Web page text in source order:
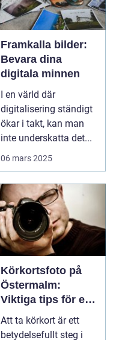
Framkalla bilder:
Bevara dina
digitala minnen
I en värld där
digitalisering ständigt
ökar i takt, kan man
inte underskatta det...
06 mars 2025
Körkortsfoto på
Östermalm:
Viktiga tips för en
perfekt bild
Att ta körkort är ett
betydelsefullt steg i